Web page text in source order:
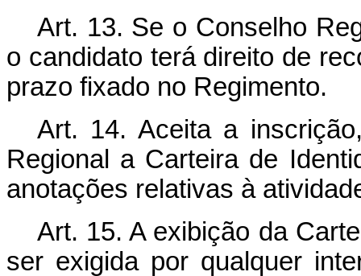
Art. 13. Se o Conselho
o candidato terá direito de
prazo fixado no Regimento.
Art. 14. Aceita a
Regional a Carteira de
anotações relativas à
Art. 15. A exibição da
ser exigida por qualquer